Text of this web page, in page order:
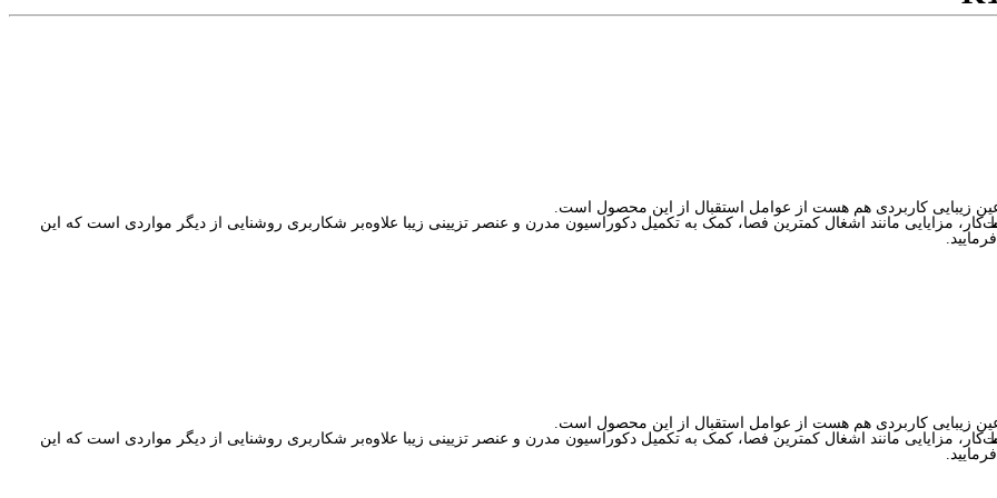
زیبایی کاربردی هم هست از عوامل استقبال از این محصول است.
است.
زیبایی کاربردی هم هست از عوامل استقبال از این محصول است.
است.